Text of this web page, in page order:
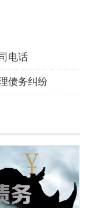
电话
债务纠纷